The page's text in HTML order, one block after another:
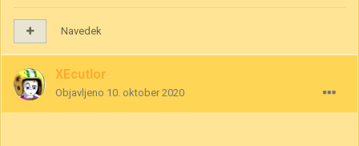
Navedek
XEcutIor
Objavljeno 10. oktober 2020